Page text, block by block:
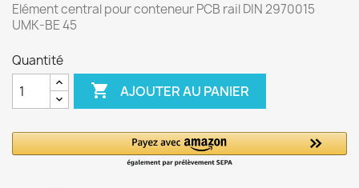
Elément central pour conteneur PCB rail DIN 2970015
UMK-BE 45
Quantité
 AJOUTER AU PANIER